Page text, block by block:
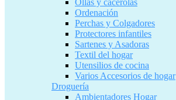
Ollas y cacerolas
Ordenación
Perchas y Colgadores
Protectores infantiles
Sartenes y Asadoras
Textil del hogar
Utensilios de cocina
Varios Accesorios de hogar
Droguería
Ambientadores Hogar